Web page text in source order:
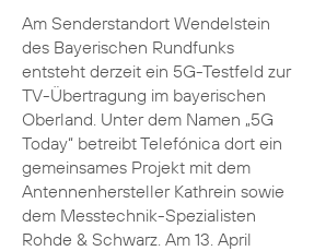
Am Senderstandort Wendelstein
des Bayerischen Rundfunks
entsteht derzeit ein 5G-Testfeld zur
TV-Übertragung im bayerischen
Oberland. Unter dem Namen „5G
Today“ betreibt Telefónica dort ein
gemeinsames Projekt mit dem
Antennenhersteller Kathrein sowie
dem Messtechnik-Spezialisten
Rohde & Schwarz. Am 13. April